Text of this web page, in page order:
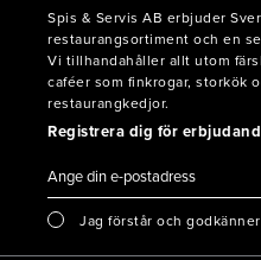
Spis & Servis AB erbjuder
restaurangsortiment och en
Vi tillhandahåller allt utom
caféer som finkrogar, storkök
restaurangkedjor.
Registrera dig för
Jag förstår och